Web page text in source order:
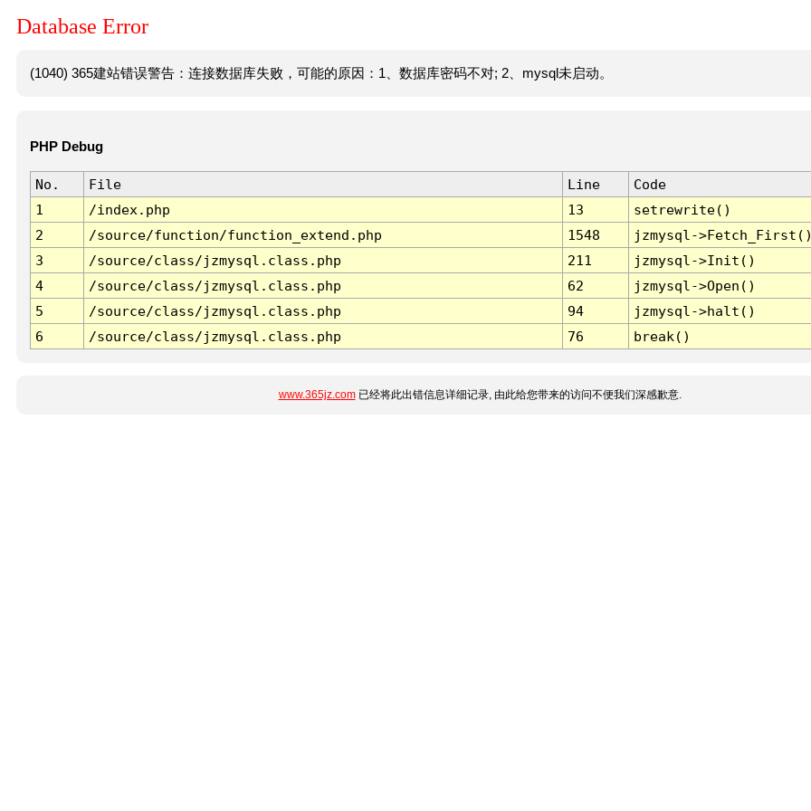
Database Error
(1040) 365建站错误警告：连接数据库失败，可能的原因：1、数据库密码不对; 2、mysql未启动。
PHP Debug
No. File Line
Code
1
/index.php 13
setrewrite()
2
/source/function/function_extend.php 1548
jzmysql-
3
/source/class/jzmysql.class.php 211
jzmysql->Init()
4
/source/class/jzmysql.class.php 62
jzmysql->Open()
5
/source/class/jzmysql.class.php 94
jzmysql->halt()
6
/source/class/jzmysql.class.php 76 break()
www.365jz.com已经将此出错信息详细记录, 由此给您带来的访问不便我们深感歉意.